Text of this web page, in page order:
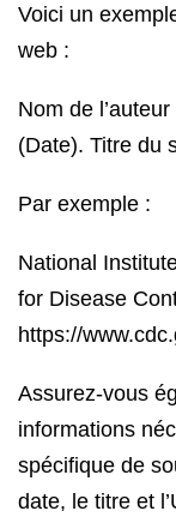
Voici un
web :
Nom de
(Date). Titre du
Par exemple :
National
for Disease
https://
Assurez-vous
informations
spécifique de
date, le titre et